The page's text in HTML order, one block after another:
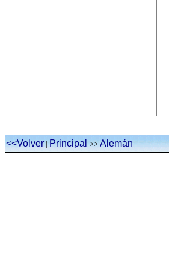
<<Volver|Principal >>Alemán